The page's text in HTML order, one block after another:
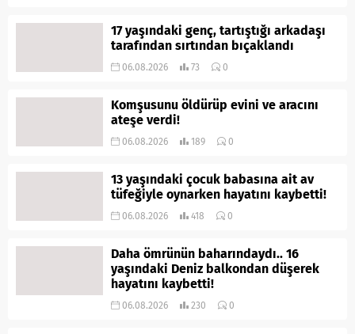
17 yaşındaki genç, tartıştığı arkadaşı
tarafından sırtından bıçaklandı
06.08.2026 73 0
Komşusunu öldürüp evini ve aracını
ateşe verdi!
06.08.2026 189 0
13 yaşındaki çocuk babasına ait av
tüfeğiyle oynarken hayatını kaybetti!
06.08.2026 418 0
Daha ömrünün baharındaydı.. 16
yaşındaki Deniz balkondan düşerek
hayatını kaybetti!
06.08.2026 230 0